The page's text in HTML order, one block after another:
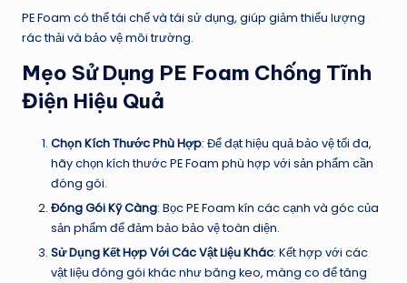
PE Foam có thể tái chế và tái sử dụng, giúp giảm thiểu lượng
rác thải và bảo vệ môi trường.
Mẹo Sử Dụng PE Foam Chống Tĩnh
Điện Hiệu Quả
Chọn Kích Thước Phù Hợp: Để đạt hiệu quả bảo vệ tối đa,
hãy chọn kích thước PE Foam phù hợp với sản phẩm cần
đóng gói.
Đóng Gói Kỹ Càng: Bọc PE Foam kín các cạnh và góc của
sản phẩm để đảm bảo bảo vệ toàn diện.
Sử Dụng Kết Hợp Với Các Vật Liệu Khác: Kết hợp với các
vật liệu đóng gói khác như băng keo, màng co để tăng